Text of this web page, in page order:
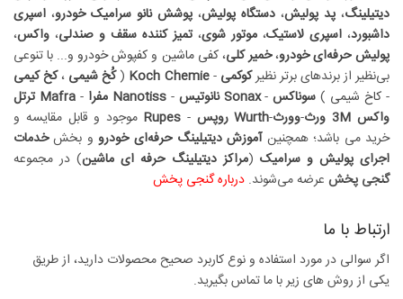
دیتیلینگ، پد پولیش، دستگاه پولیش، پوشش نانو سرامیک خودرو، اسپری
داشبورد، اسپری لاستیک، موتور شوی،تمیز کننده سقف و صندلی، واکس،
پولیش حرفه‌ای خودرو،خمیر کلی،کفی ماشین وکفپوش خودروو... با تنوعی
بی‌نظیر از برندهای برتر نظیرکوکمی -
Koch Chemie
(کُخ شیمی ،کخ کیمی
- کاخ شیمی ) سوناکس -
Sonax نانوتیس -
Nanotiss مفرا -
Mafra ترتل
واکس 3M ورث-وورث-
Wurth روپس -
Rupes موجود و قابل مقایسه و
خرید می باشد؛ همچنینآموزش دیتیلینگ حرفه‌ای خودروو بخشخدمات
اجرای پولیش و سرامیک (مراکز دیتیلینگ حرفه ای ماشین) در مجموعه
گنجی پخش عرضه می‏‏‏‌شوند. درباره گنجی پخش
ارتباط با ما
اگر سوالی در مورد استفاده و نوع کاربرد صحیح محصولات دارید، از طریق
یکی از روش های زیر با ما تماس بگیرید.